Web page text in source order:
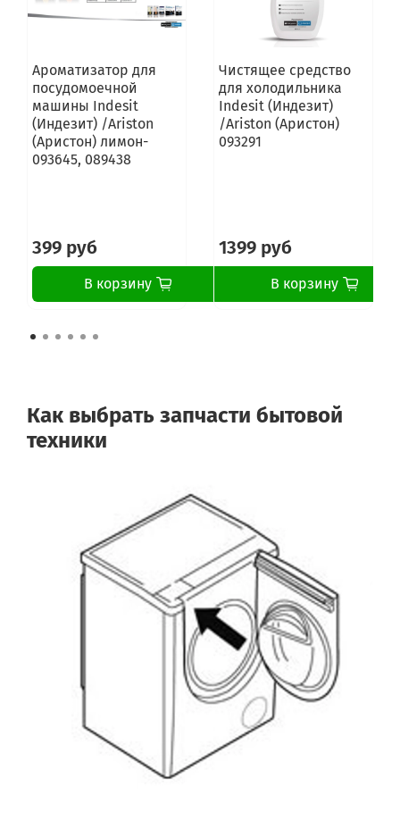
Ароматизатор для
посудомоечной
машины Indesit
(Индезит) /Ariston
(Аристон) лимон-
093645, 089438
399 руб
В корзину
Чистящее средство
для холодильника
Indesit (Индезит)
/Ariston (Аристон)
093291
1399 руб
В корзину
Как выбрать запчасти бытовой
техники